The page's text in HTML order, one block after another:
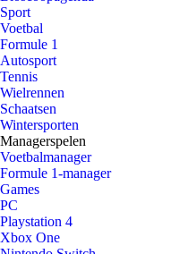
Sport
Voetbal
Formule 1
Autosport
Tennis
Wielrennen
Schaatsen
Wintersporten
Managerspelen
Voetbalmanager
Formule 1-manager
Games
PC
Playstation 4
Xbox One